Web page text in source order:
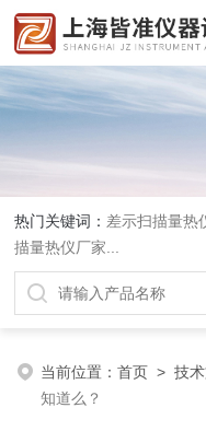
热门关键词： 差示扫描量热
描量热仪厂家
当前位置：首页 >技
知道么？